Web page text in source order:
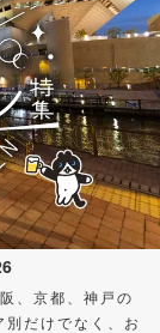
、京都、神戸の
だけでなく、お